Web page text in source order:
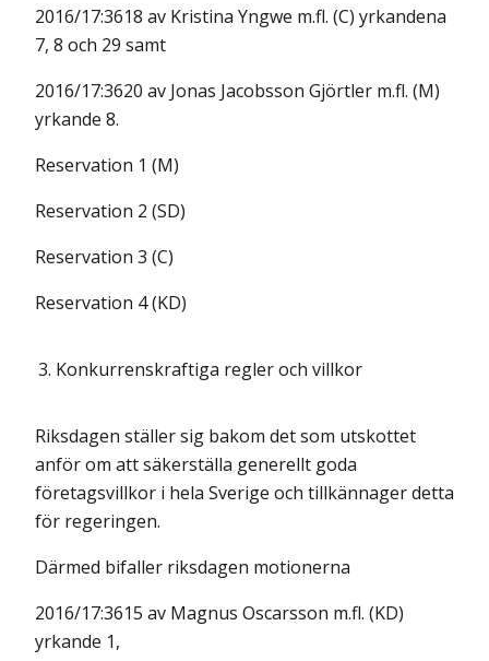
2016/17:3618 av Kristina Yngwe m.fl. (C) yrkandena
7, 8 och 29 samt
2016/17:3620 av Jonas Jacobsson Gjörtler m.fl. (M)
yrkande 8.
Reservation 1 (M)
Reservation 2 (SD)
Reservation 3 (C)
Reservation 4 (KD)
3. Konkurrenskraftiga regler och villkor
Riksdagen ställer sig bakom det som utskottet
anför om att säkerställa generellt goda
företagsvillkor i hela Sverige och tillkännager detta
för regeringen.
Därmed bifaller riksdagen motionerna
2016/17:3615 av Magnus Oscarsson m.fl. (KD)
yrkande 1,